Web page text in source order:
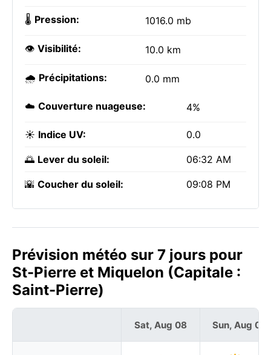
🌡️ Pression: 1016.0 mb
👁️ Visibilité: 10.0 km
🌧️ Précipitations: 0.0 mm
☁️ Couverture nuageuse: 4%
☀️ Indice UV: 0.0
🌅 Lever du soleil: 06:32 AM
🌇 Coucher du soleil: 09:08 PM
Prévision météo sur 7 jours pour
St-Pierre et Miquelon (Capitale :
Saint-Pierre)
Sat, Aug 08 Sun, Aug 09